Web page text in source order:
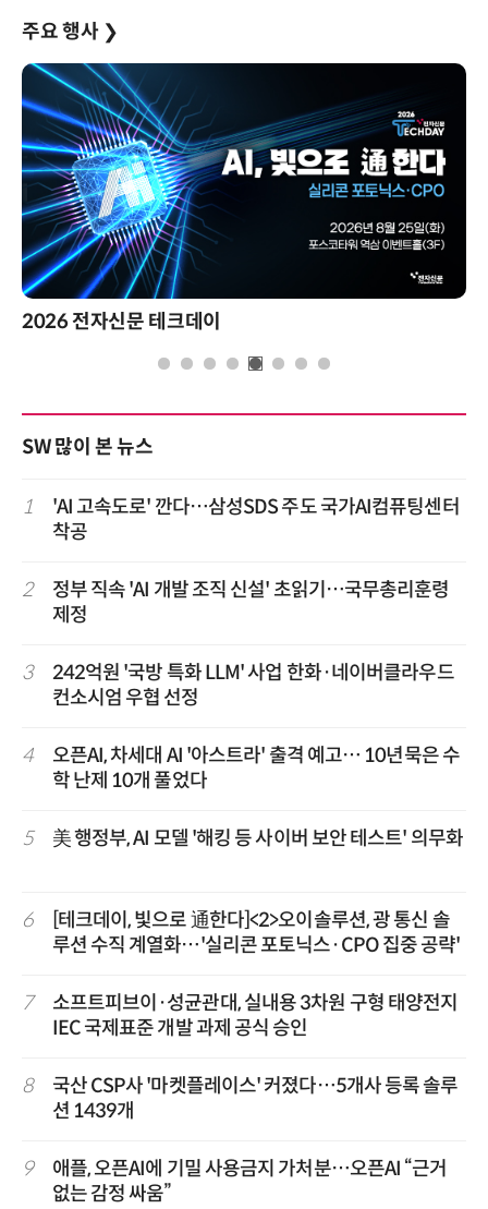
주요 행사 ❯
2026 전자신문 테크데이
SW 많이 본 뉴스
1
'AI 고속도로' 깐다…삼성SDS 주도 국가AI컴퓨팅센터
착공
2
정부 직속 'AI 개발 조직 신설' 초읽기…국무총리훈령
제정
3
242억원 '국방 특화 LLM' 사업 한화·네이버클라우드
컨소시엄 우협 선정
4
오픈AI, 차세대 AI '아스트라' 출격 예고… 10년묵은 수
학 난제 10개 풀었다
5 美 행정부, AI 모델 '해킹 등 사이버 보안 테스트' 의무화
6
[테크데이, 빛으로 通한다]<2>오이솔루션, 광 통신 솔
루션 수직 계열화…'실리콘 포토닉스·CPO 집중 공략'
7
소프트피브이·성균관대, 실내용 3차원 구형 태양전지
IEC 국제표준 개발 과제 공식 승인
8
국산 CSP사 '마켓플레이스' 커졌다…5개사 등록 솔루
션 1439개
9
애플, 오픈AI에 기밀 사용금지 가처분…오픈AI “근거
없는 감정 싸움”